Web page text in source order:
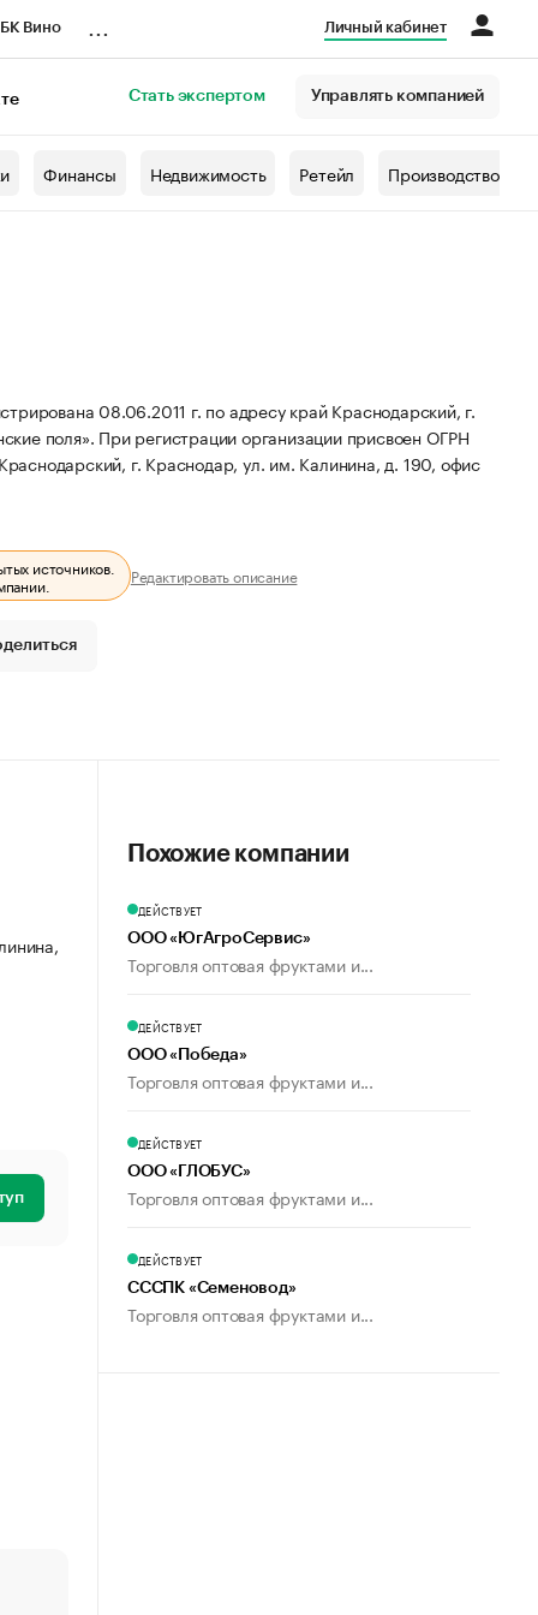
Вино Личный кабинет
Стать экспертом Управлять компанией
Финансы Недвижимость Ретейл Производство
08.06.2011 г. по адресу край Краснодарский, г.
поля». При регистрации организации присвоен ОГРН
г. Краснодар, ул. им. Калинина, д. 190, офис
источников. Редактировать описание
Похожие компании
ДЕЙСТВУЕТ
ООО «ЮгАгроСервис»
Торговля оптовая фруктами и...
ДЕЙСТВУЕТ
ООО «Победа»
Торговля оптовая фруктами и...
ДЕЙСТВУЕТ
ООО «ГЛОБУС»
Торговля оптовая фруктами и...
ДЕЙСТВУЕТ
СССПК «Семеновод»
Торговля оптовая фруктами и...